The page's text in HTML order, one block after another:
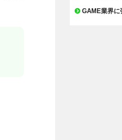
GAME業界に